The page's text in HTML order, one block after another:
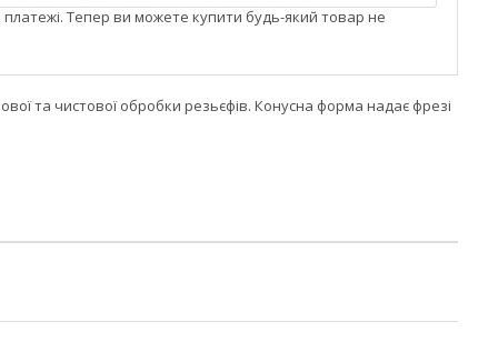
платежі. Тепер ви можете купити будь-який товар не
та чистової обробки резьєфів. Конусна форма надає фрезі